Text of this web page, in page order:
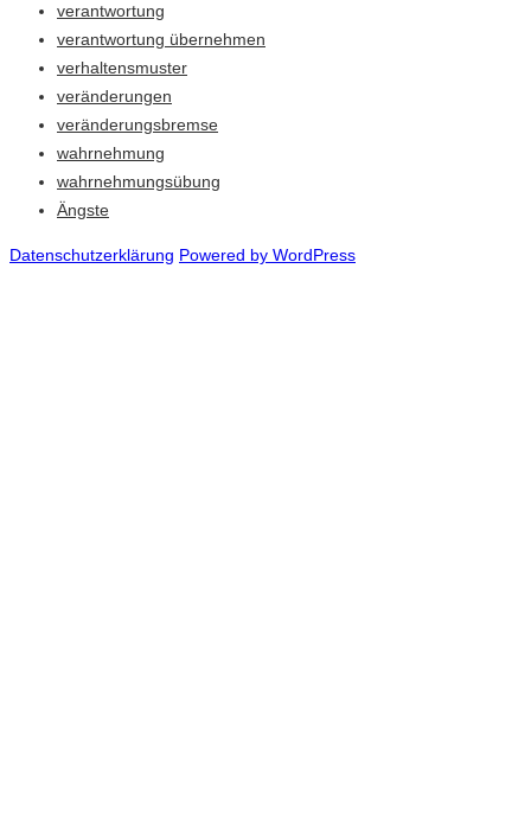
verantwortung
verantwortung übernehmen
verhaltensmuster
veränderungen
veränderungsbremse
wahrnehmung
wahrnehmungsübung
Ängste
Datenschutzerklärung Powered by WordPress